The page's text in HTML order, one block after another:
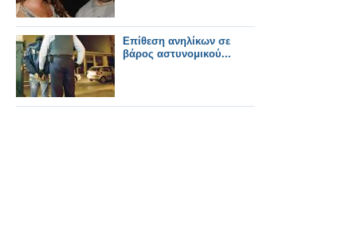
Επίθεση ανηλίκων σε
βάρος αστυνομικού...